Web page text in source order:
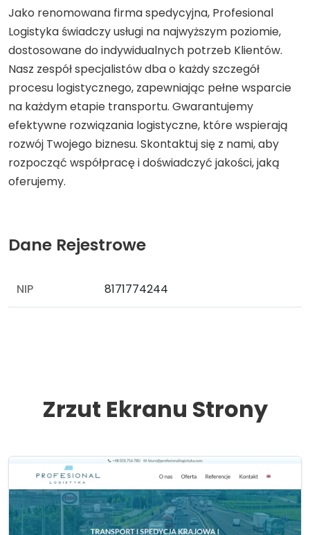
Jako renomowana firma spedycyjna, Profesional
Logistyka świadczy usługi na najwyższym poziomie,
dostosowane do indywidualnych potrzeb Klientów.
Nasz zespół specjalistów dba o każdy szczegół
procesu logistycznego, zapewniając pełne wsparcie
na każdym etapie transportu. Gwarantujemy
efektywne rozwiązania logistyczne, które wspierają
rozwój Twojego biznesu. Skontaktuj się z nami, aby
rozpocząć współpracę i doświadczyć jakości, jaką
oferujemy.
Dane Rejestrowe
NIP 8171774244
Zrzut Ekranu Strony